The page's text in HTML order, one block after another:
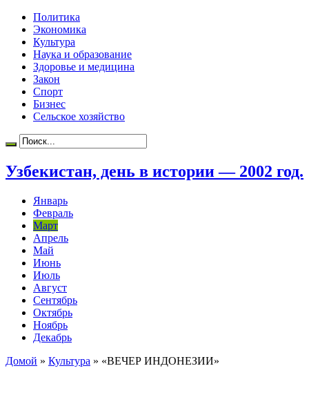
Политика
Экономика
Культура
Наука и образование
Здоровье и медицина
Закон
Спорт
Бизнес
Сельское хозяйство
Узбекистан, день в истории — 2002 год.
Январь
Февраль
Март
Апрель
Май
Июнь
Июль
Август
Сентябрь
Октябрь
Ноябрь
Декабрь
Домой » Культура » «ВЕЧЕР ИНДОНЕЗИИ»